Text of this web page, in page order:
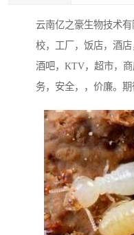
云南亿之豪生物技术
校，工厂，饭店，酒店
酒吧，KTV，超市，
务，安全，，价廉。期